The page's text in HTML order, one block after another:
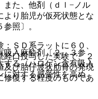
また、他剤（ｄｌ−ノル
より胎児が仮死状態とな
照〕。
ＳＤ系ラットに６０、
経口投与した実験で、２
及び胎仔波状肋骨の発現
修復する程度のものであ
入麻酔剤〔２．３参
する（ハロゲン含有吸入
に対する感受性を高め